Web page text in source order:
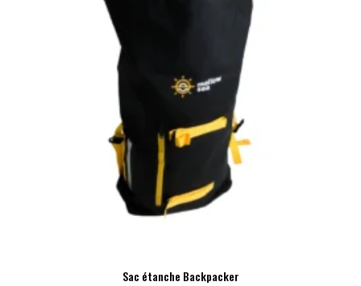
Sac étanche Backpacker